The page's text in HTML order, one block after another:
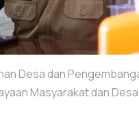
Desa dan
Masyarakat dan